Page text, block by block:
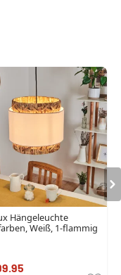
Hängeleuchte
Weiß, 1-flammig